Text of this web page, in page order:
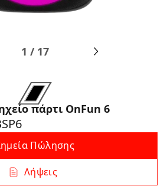
1 / 17
πάρτι OnFun 6
Πώλησης
Λήψεις